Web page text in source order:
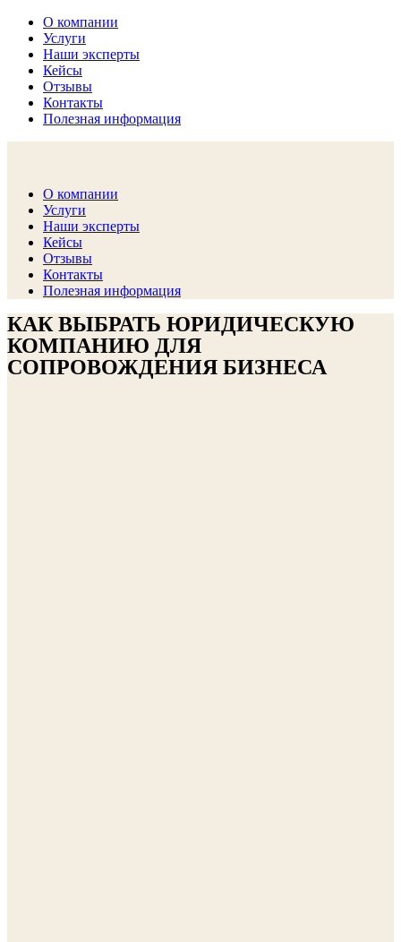
О компании
Услуги
Наши эксперты
Кейсы
Отзывы
Контакты
Полезная информация
Агентство Бизнес Содействия
комплексные юридические и финансовые услуги (ЛОФИНГ)
О компании
Услуги
Наши эксперты
Кейсы
Отзывы
Контакты
Полезная информация
КАК ВЫБРАТЬ ЮРИДИЧЕСКУЮ
КОМПАНИЮ ДЛЯ
СОПРОВОЖДЕНИЯ БИЗНЕСА